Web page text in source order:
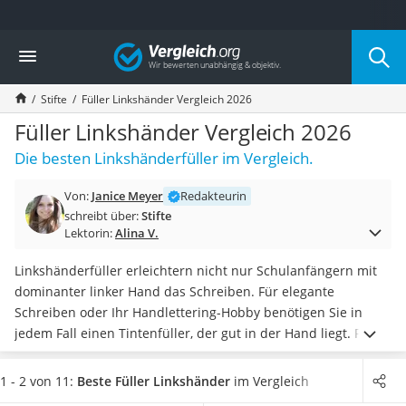
Die beliebtesten Vergleiche nach Kategorie
Wohnen
Matratzen-Topper
Matratzen
Konferenzlautsprecher
Tageslichtlampe
Badlüfter
Bürohocker
Außenleuchte mit Kamera
Akku-Tischlampe
Konferenzmikrofon
Klappmatratze
Duschkopf mit Kalkfilter
Aktenvernichter Sicherheitsstufe 4
Bettgitter
Vergleich
Stifte Füller Linkshänder Vergleich 2026
Füller Linkshänder Vergleich 2026
Die besten Linkshänderfüller im Vergleich.
Von: Janice Meyer
Redakteurin
schreibt über:Stifte
Lektorin:Alina V.
Linkshänderfüller erleichtern nicht nur Schulanfängern mit
dominanter linker Hand das Schreiben. Für elegante
Schreiben oder Ihr Handlettering-Hobby benötigen Sie in
jedem Fall einen Tintenfüller, der gut in der Hand liegt. Für
längere Schreibarbeiten gibt es laut Tests im InternetFüller
mit ergonomischem Griff und weicher Kunststoffpolsterung
1 - 2 von 11: Beste Füller Linkshänder im Vergleich